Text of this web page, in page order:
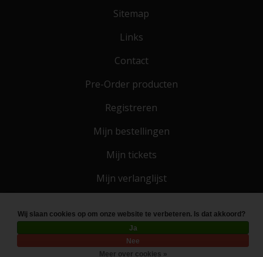
Sitemap
Links
Contact
Pre-Order producten
Registreren
Mijn bestellingen
Mijn tickets
Mijn verlanglijst
© Copyright 2026 Toko 4 All- Powered byLightspeed
Wij slaan cookies op om onze website te verbeteren. Is dat akkoord?
Ja
Nee
Meer over cookies »